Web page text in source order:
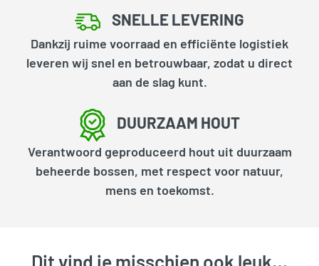
SNELLE LEVERING
Dankzij ruime voorraad en efficiënte logistiek
leveren wij snel en betrouwbaar, zodat u direct
aan de slag kunt.
DUURZAAM HOUT
Verantwoord geproduceerd hout uit duurzaam
beheerde bossen, met respect voor natuur,
mens en toekomst.
Dit vind je misschien ook leuk…